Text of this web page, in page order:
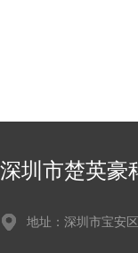
深圳市楚英豪
地址：深圳市宝安